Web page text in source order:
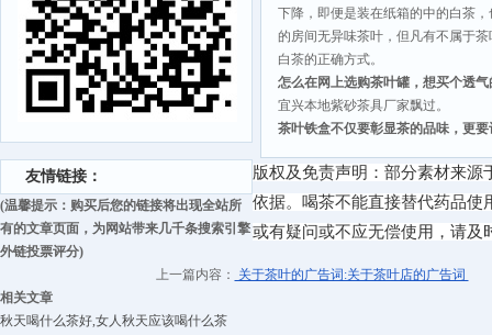
友情链接：
(温馨提示：购买后您的链接将出现全站所
有的文章页面，为网站带来几千条搜索引擎
外链投票评分)
下降，即便是装在纸箱的中的白茶
的房间无异味茶叶，但凡有不属于
白茶的正确方式。
怎么在网上选购茶叶罐，想买个透
宜兴本地紫砂茶具厂家飘过。
茶叶铁盒不仅要彰显茶的品味，更
版权及免责声明：部分素材来
依据。喝茶不能直接替代药品使
或有疑问或不应无偿使用，请及
上一篇内容：
关于茶叶的广告词:关于茶叶店的广告词
相关文章
秋天喝什么茶好,女人秋天应该喝什么茶